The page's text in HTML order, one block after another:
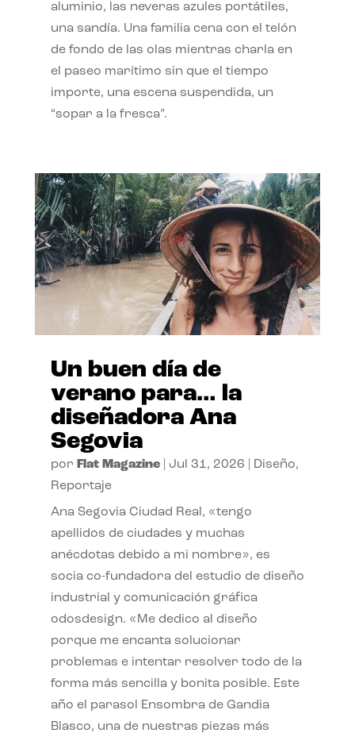
aluminio, las neveras azules portátiles,
una sandía. Una familia cena con el telón
de fondo de las olas mientras charla en
el paseo marítimo sin que el tiempo
importe, una escena suspendida, un
“sopar a la fresca”.
Un buen día de
verano para… la
diseñadora Ana
Segovia
por Flat Magazine| Jul 31, 2026 Diseño,
Reportaje
Ana Segovia Ciudad Real, «tengo
apellidos de ciudades y muchas
anécdotas debido a mi nombre», es
socia co-fundadora del estudio de diseño
industrial y comunicación gráfica
odosdesign. «Me dedico al diseño
porque me encanta solucionar
problemas e intentar resolver todo de la
forma más sencilla y bonita posible. Este
año el parasol Ensombra de Gandia
Blasco, una de nuestras piezas más